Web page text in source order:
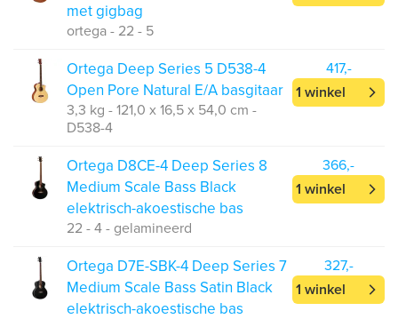
met gigbag
ortega - 22 - 5
Ortega Deep Series 5 D538-4
Open Pore Natural E/A basgitaar
3,3 kg - 121,0 x 16,5 x 54,0 cm -
D538-4
417,-
1 winkel
Ortega D8CE-4 Deep Series 8
Medium Scale Bass Black
elektrisch-akoestische bas
22 - 4 - gelamineerd
366,-
1 winkel
Ortega D7E-SBK-4 Deep Series 7
Medium Scale Bass Satin Black
elektrisch-akoestische bas
327,-
1 winkel